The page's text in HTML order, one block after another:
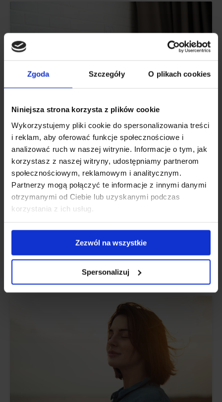
Zgoda Szczegóły O plikach cookies
Niniejsza strona korzysta z plików cookie
Wykorzystujemy pliki cookie do spersonalizowania treści
i reklam, aby oferować funkcje społecznościowe i
analizować ruch w naszej witrynie. Informacje o tym, jak
korzystasz z naszej witryny, udostępniamy partnerom
społecznościowym, reklamowym i analitycznym.
Partnerzy mogą połączyć te informacje z innymi danymi
otrzymanymi od Ciebie lub uzyskanymi podczas
korzystania z ich usług.
Zezwól na wszystkie
Spersonalizuj
MIELI
22+ paras rauhoittavia pillereitä ilman
reseptiä vuonna 2024
Haetko reseptivapaita rauhoittavia tabletteja? Tee se